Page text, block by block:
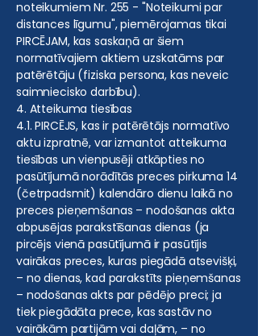
noteikumiem Nr. 255 - "Noteikumi par
distances līgumu", piemērojamas tikai
PIRCĒJAM, kas saskaņā ar šiem
normatīvajiem aktiem uzskatāms par
patērētāju (fiziska persona, kas neveic
saimniecisko darbību).
4. Atteikuma tiesības
4.1. PIRCĒJS, kas ir patērētājs normatīvo
aktu izpratnē, var izmantot atteikuma
tiesības un vienpusēji atkāpties no
pasūtījumā norādītās preces pirkuma 14
(četrpadsmit) kalendāro dienu laikā no
preces pieņemšanas – nodošanas akta
abpusējas parakstīšanas dienas (ja
pircējs vienā pasūtījumā ir pasūtījis
vairākas preces, kuras piegādā atsevišķi,
– no dienas, kad parakstīts pieņemšanas
– nodošanas akts par pēdējo preci; ja
tiek piegādāta prece, kas sastāv no
vairākām partijām vai daļām, – no